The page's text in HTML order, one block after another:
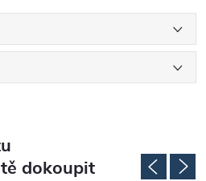
dokoupit